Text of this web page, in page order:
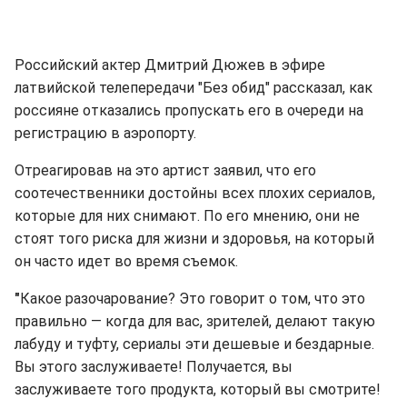
Российский актер Дмитрий Дюжев в эфире
латвийской телепередачи "Без обид" рассказал, как
россияне отказались пропускать его в очереди на
регистрацию в аэропорту.
Отреагировав на это артист заявил, что его
соотечественники достойны всех плохих сериалов,
которые для них снимают. По его мнению, они не
стоят того риска для жизни и здоровья, на который
он часто идет во время съемок.
"Какое разочарование? Это говорит о том, что это
правильно — когда для вас, зрителей, делают такую
лабуду и туфту, сериалы эти дешевые и бездарные.
Вы этого заслуживаете! Получается, вы
заслуживаете того продукта, который вы смотрите!